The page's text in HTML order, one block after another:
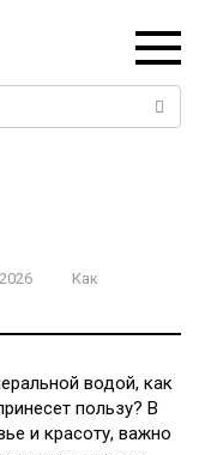
Как
водой, как
пользу? В
и красоту, важно